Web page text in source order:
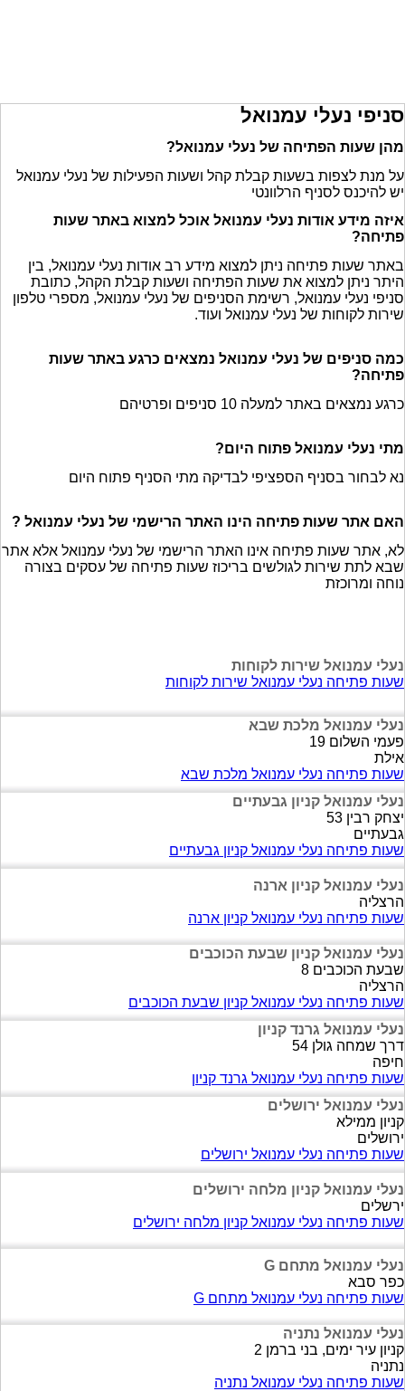
סניפי נעלי עמנואל
מהן שעות הפתיחה של נעלי עמנואל?
על מנת לצפות בשעות קבלת קהל ושעות הפעילות של נעלי עמנואל
יש להיכנס לסניף הרלוונטי
איזה מידע אודות נעלי עמנואל אוכל למצוא באתר שעות
פתיחה?
באתר שעות פתיחה ניתן למצוא מידע רב אודות נעלי עמנואל, בין
היתר ניתן למצוא את שעות הפתיחה ושעות קבלת הקהל, כתובת
סניפי נעלי עמנואל, רשימת הסניפים של נעלי עמנואל, מספרי טלפון
שירות לקוחות של נעלי עמנואל ועוד.
כמה סניפים של נעלי עמנואל נמצאים כרגע באתר שעות
פתיחה?
כרגע נמצאים באתר למעלה 10 סניפים ופרטיהם
מתי נעלי עמנואל פתוח היום?
נא לבחור בסניף הספציפי לבדיקה מתי הסניף פתוח היום
האם אתר שעות פתיחה הינו האתר הרישמי של נעלי עמנואל ?
לא, אתר שעות פתיחה אינו האתר הרישמי של נעלי עמנואל אלא אתר
שבא לתת שירות לגולשים בריכוז שעות פתיחה של עסקים בצורה
נוחה ומרוכזת
נעלי עמנואל שירות לקוחות
שעות פתיחה נעלי עמנואל שירות לקוחות
נעלי עמנואל מלכת שבא
פעמי השלום 19
אילת
שעות פתיחה נעלי עמנואל מלכת שבא
נעלי עמנואל קניון גבעתיים
יצחק רבין 53
גבעתיים
שעות פתיחה נעלי עמנואל קניון גבעתיים
נעלי עמנואל קניון ארנה
הרצליה
שעות פתיחה נעלי עמנואל קניון ארנה
נעלי עמנואל קניון שבעת הכוכבים
שבעת הכוכבים 8
הרצליה
שעות פתיחה נעלי עמנואל קניון שבעת הכוכבים
נעלי עמנואל גרנד קניון
דרך שמחה גולן 54
חיפה
שעות פתיחה נעלי עמנואל גרנד קניון
נעלי עמנואל ירושלים
קניון ממילא
ירושלים
שעות פתיחה נעלי עמנואל ירושלים
נעלי עמנואל קניון מלחה ירושלים
ירשלים
שעות פתיחה נעלי עמנואל קניון מלחה ירושלים
נעלי עמנואל מתחם G
כפר סבא
שעות פתיחה נעלי עמנואל מתחם G
נעלי עמנואל נתניה
קניון עיר ימים, בני ברמן 2
נתניה
שעות פתיחה נעלי עמנואל נתניה